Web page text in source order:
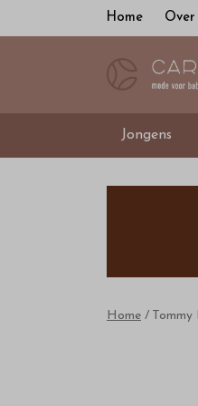
Home Over
Jongens
Tommy
Sokken
Home Tommy